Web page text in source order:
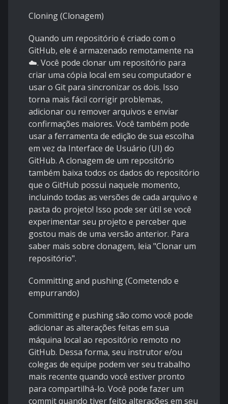
Cloning (Clonagem)
Quando um repositório é criado com o
GitHub, ele é armazenado remotamente na
☁️. Você pode clonar um repositório para
criar uma cópia local em seu computador e
usar o Git para sincronizar os dois. Isso
torna mais fácil corrigir problemas,
adicionar ou remover arquivos e enviar
confirmações maiores. Você também pode
usar a ferramenta de edição de sua escolha
em vez da Interface de Usuário (UI) do
GitHub. A clonagem de um repositório
também baixa todos os dados do repositório
que o GitHub possui naquele momento,
incluindo todas as versões de cada arquivo e
pasta do projeto! Isso pode ser útil se você
experimentar seu projeto e perceber que
gostou mais de uma versão anterior. Para
saber mais sobre clonagem, leia "Clonar um
repositório".
Committing and pushing (Cometendo e
empurrando)
Committing e pushing são como você pode
adicionar as alterações feitas em sua
máquina local ao repositório remoto no
GitHub. Dessa forma, seu instrutor e/ou
colegas de equipe podem ver seu trabalho
mais recente quando você estiver pronto
para compartilhá-lo. Você pode fazer um
commit quando tiver feito alterações em seu